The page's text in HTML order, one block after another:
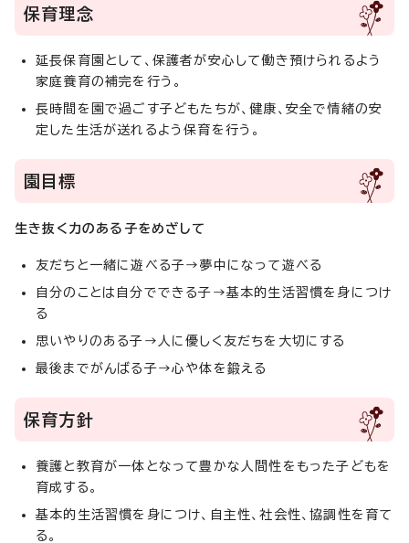
保育理念
延長保育園として、保護者が安心して働き預けられるよう
家庭養育の補完を行う。
長時間を園で過ごす子どもたちが、健康、安全で情緒の安
定した生活が送れるよう保育を行う。
園目標
生き抜く力のある子をめざして
友だちと一緒に遊べる子→夢中になって遊べる
自分のことは自分でできる子→基本的生活習慣を身につけ
る
思いやりのある子→人に優しく友だちを大切にする
最後までがんばる子→心や体を鍛える
保育方針
養護と教育が一体となって豊かな人間性をもった子どもを
育成する。
基本的生活習慣を身につけ、自主性、社会性、協調性を育て
る。